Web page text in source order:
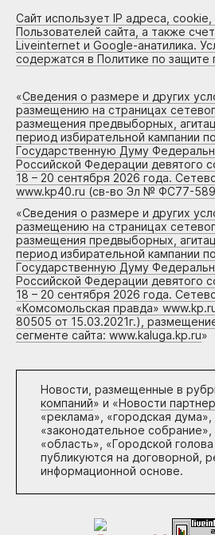
Сайт использует IP адреса,
Пользователей сайта, а также
Liveinternet и Google-анатилика.
содержатся в Политике по защите
«Сведения о размере и других
размещению на страницах
размещения предвыборных,
период избирательной кампании
Государственную Думу
Российской Федерации девятого
18 – 20 сентября 2026 года.
www.kp40.ru (св-во Эл № ФС77-
«Сведения о размере и других
размещению на страницах
размещения предвыборных,
период избирательной кампании
Государственную Думу
Российской Федерации девятого
18 – 20 сентября 2026 года.
«Комсомольская правда»
80505 от 15.03.2021г.),
сегменте сайта: www.kaluga.kp.ru»
Новости, размещенные в
компаний» и «Новости
«реклама», «городская дума»,
«законодательное собрание»,
«область», «Городской голова
публикуются на договорной,
информационной основе.